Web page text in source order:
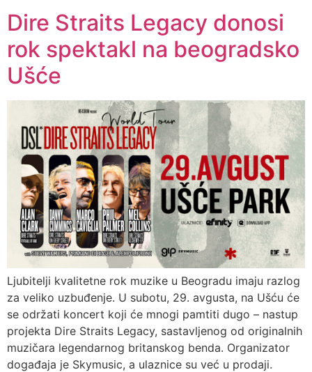
Dire Straits Legacy donosi
rok spektakl na beogradsko
Ušće
Ljubitelji kvalitetne rok muzike u Beogradu imaju razlog
za veliko uzbuđenje. U subotu, 29. avgusta, na Ušću će
se održati koncert koji će mnogi pamtiti dugo – nastup
projekta Dire Straits Legacy, sastavljenog od originalnih
muzičara legendarnog britanskog benda. Organizator
događaja je Skymusic, a ulaznice su već u prodaji.